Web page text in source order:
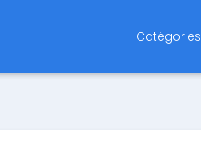
Catégories